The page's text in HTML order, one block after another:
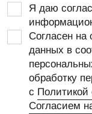
Я даю
Согласен на
данных в
обработку
с Политикой
Согласием